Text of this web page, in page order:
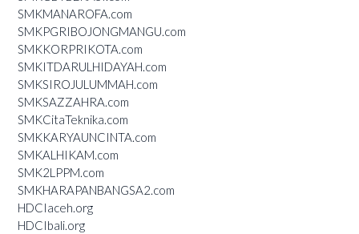
SMKMANAROFA.com
SMKPGRIBOJONGMANGU.com
SMKKORPRIKOTA.com
SMKITDARULHIDAYAH.com
SMKSIROJULUMMAH.com
SMKSAZZAHRA.com
SMKCitaTeknika.com
SMKKARYAUNCINTA.com
SMKALHIKAM.com
SMK2LPPM.com
SMKHARAPANBANGSA2.com
HDCIaceh.org
HDCIbali.org